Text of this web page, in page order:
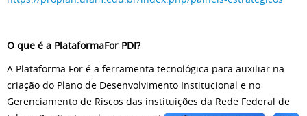
O que é a PlataformaFor PDI?
A Plataforma For é a ferramenta tecnológica para auxiliar na
criação do Plano de Desenvolvimento Institucional e no
Gerenciamento de Riscos das instituições da Rede Federal de